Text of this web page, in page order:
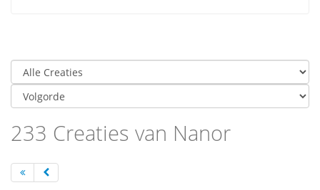
233 Creaties van Nanor